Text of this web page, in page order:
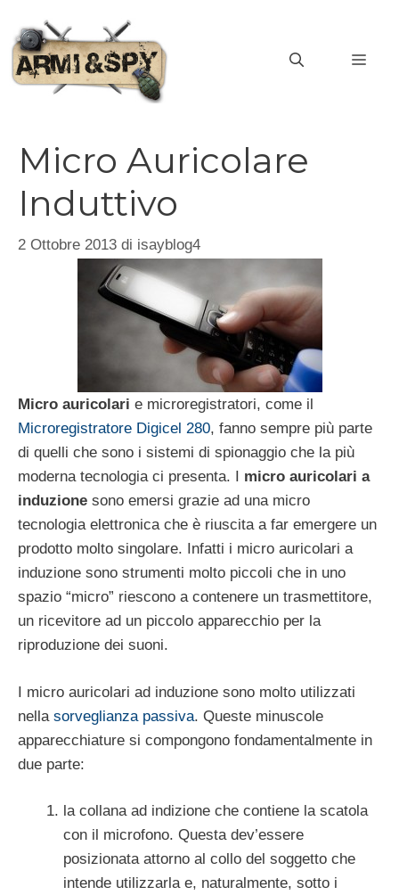
contenuto
Micro Auricolare
Induttivo
2 Ottobre 2013 di isayblog4
Micro auricolari e microregistratori, come il
Microregistratore Digicel 280, fanno sempre più parte
di quelli che sono i sistemi di spionaggio che la più
moderna tecnologia ci presenta. I micro auricolari a
induzione sono emersi grazie ad una micro
tecnologia elettronica che è riuscita a far emergere un
prodotto molto singolare. Infatti i micro auricolari a
induzione sono strumenti molto piccoli che in uno
spazio “micro” riescono a contenere un trasmettitore,
un ricevitore ad un piccolo apparecchio per la
riproduzione dei suoni.
I micro auricolari ad induzione sono molto utilizzati
nella sorveglianza passiva. Queste minuscole
apparecchiature si compongono fondamentalmente in
due parte:
la collana ad indizione che contiene la scatola
con il microfono. Questa dev’essere
posizionata attorno al collo del soggetto che
intende utilizzarla e, naturalmente, sotto i